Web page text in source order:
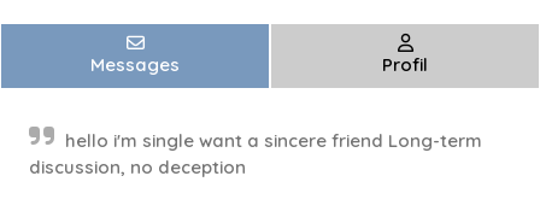
Messages Profil
hello i'm single want a sincere friend Long-term
discussion, no deception